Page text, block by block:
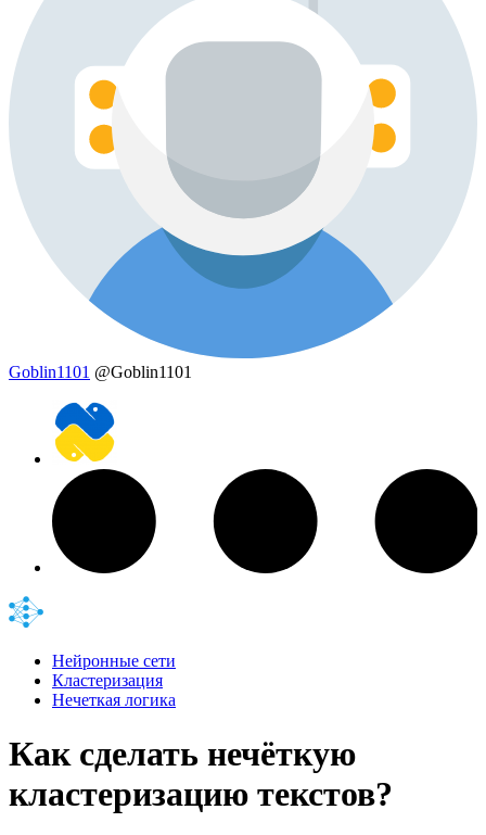
Goblin1101 @Goblin1101
Нейронные сети
Кластеризация
Нечеткая логика
Как сделать нечёткую
кластеризацию текстов?